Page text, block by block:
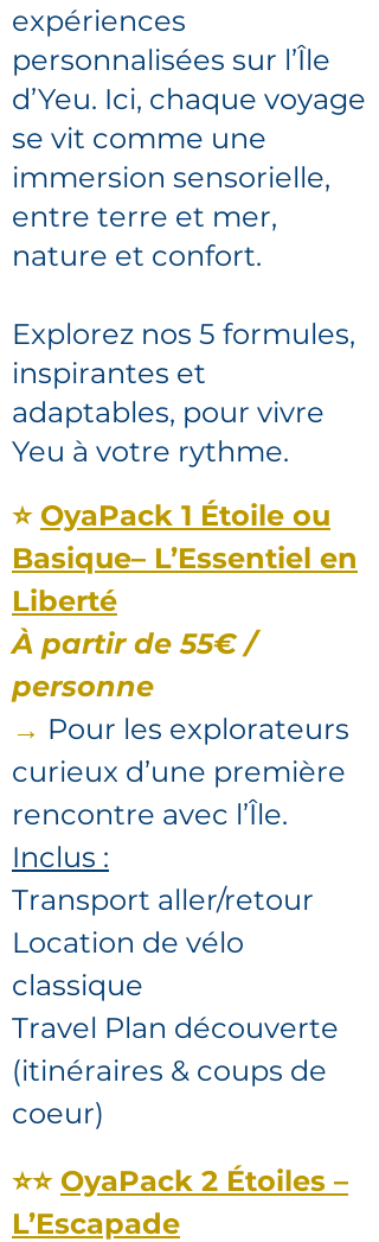
expériences
personnalisées sur l’Île
d’Yeu. Ici, chaque voyage
se vit comme une
immersion sensorielle,
entre terre et mer,
nature et confort.
Explorez nos 5 formules,
inspirantes et
adaptables, pour vivre
Yeu à votre rythme.
⭐ OyaPack 1 Étoile ou
Basique– L’Essentiel en
Liberté
À partir de 55€ /
personne
→ Pour les explorateurs
curieux d’une première
rencontre avec l’Île.
Inclus :
Transport aller/retour
Location de vélo
classique
Travel Plan découverte
(itinéraires & coups de
coeur)
⭐⭐ OyaPack 2 Étoiles –
L’Escapade